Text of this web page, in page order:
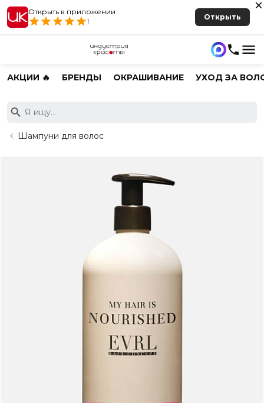
Открыть в приложении
1
Открыть
АКЦИИ 🔥 БРЕНДЫ ОКРАШИВАНИЕ УХОД ЗА
Шампуни для волос